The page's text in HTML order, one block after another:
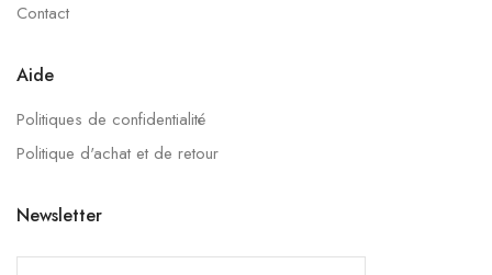
Contact
Aide
Politiques de confidentialité
Politique d'achat et de retour
Newsletter